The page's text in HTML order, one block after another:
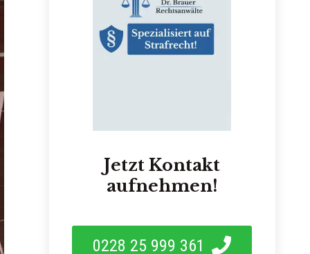
Jetzt Kontakt
aufnehmen!
0228 25 999 361